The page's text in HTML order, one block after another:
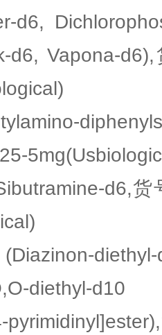
d6,
d6, Vapona-
d6,
d10